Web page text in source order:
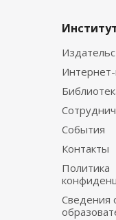
События
Контакты
Политика
Сведения